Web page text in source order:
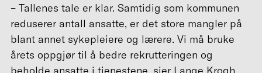
– Tallenes tale er klar. Samtidig som kommunen
reduserer antall ansatte, er det store mangler på
blant annet sykepleiere og lærere. Vi må bruke
årets oppgjør til å bedre rekrutteringen og
beholde ansatte i tjenestene, sier Lange Krogh.